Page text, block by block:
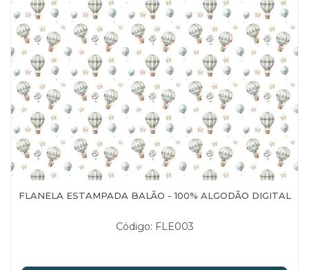
FLANELA ESTAMPADA BALÃO - 100% ALGODÃO DIGITAL
Código: FLE003